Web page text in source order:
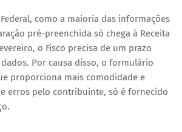
como a maioria das informações
pré-preenchida só chega à Receita
o Fisco precisa de um prazo
Por causa disso, o formulário
proporciona mais comodidade e
erros pelo contribuinte, só é fornecido